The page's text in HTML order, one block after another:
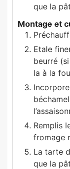
que la
Montage et
Etale
beurré
la à la
Remplis
fromage
La tarte
que la